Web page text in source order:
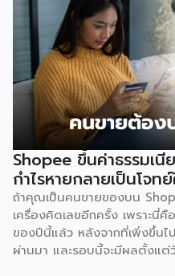
Shopee ขึ้นค่าธรรมเ
กำไรหายกลายเป็นโจ
ถ้าคุณเป็นคนขายของบน
เครื่องคิดเลขอีกครั้ง เพราะนี่
ของปีนี้แล้ว หลังจากที่เพิ่งขึ้นไ
ผ่านมา และรอบนี้จะมีผลตั้งแ